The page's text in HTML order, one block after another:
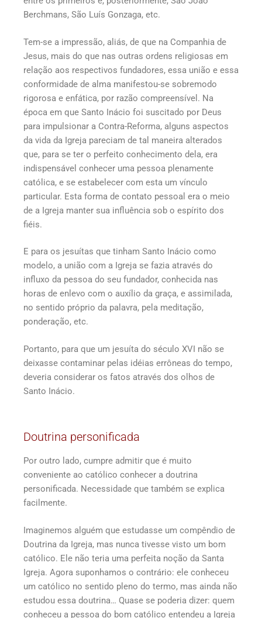
Berchmans, São Luís Gonzaga, etc.
Tem-se a impressão, aliás, de que na Companhia de
Jesus, mais do que nas outras ordens religiosas em
relação aos respectivos fundadores, essa união e essa
conformidade de alma manifestou-se sobremodo
rigorosa e enfática, por razão compreensível. Na
época em que Santo Inácio foi suscitado por Deus
para impulsionar a Contra-Reforma, alguns aspectos
da vida da Igreja pareciam de tal maneira alterados
que, para se ter o perfeito conhecimento dela, era
indispensável conhecer uma pessoa plenamente
católica, e se estabelecer com esta um vínculo
particular. Esta forma de contato pessoal era o meio
de a Igreja manter sua influência sob o espírito dos
fiéis.
E para os jesuítas que tinham Santo Inácio como
modelo, a união com a Igreja se fazia através do
influxo da pessoa do seu fundador, conhecida nas
horas de enlevo com o auxílio da graça, e assimilada,
no sentido próprio da palavra, pela meditação,
ponderação, etc.
Portanto, para que um jesuíta do século XVI não se
deixasse contaminar pelas idéias errôneas do tempo,
deveria considerar os fatos através dos olhos de
Santo Inácio.
Doutrina personificada
Por outro lado, cumpre admitir que é muito
conveniente ao católico conhecer a doutrina
personificada. Necessidade que também se explica
facilmente.
Imaginemos alguém que estudasse um compêndio de
Doutrina da Igreja, mas nunca tivesse visto um bom
católico. Ele não teria uma perfeita noção da Santa
Igreja. Agora suponhamos o contrário: ele conheceu
um católico no sentido pleno do termo, mas ainda não
estudou essa doutrina… Quase se poderia dizer: quem
conheceu a pessoa do bom católico entendeu a Igreja